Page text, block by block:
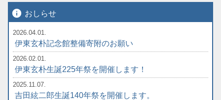
info おしらせ
2026.04.01.
伊東玄朴記念館整備寄附のお願い
2026.02.01.
伊東玄朴生誕225年祭を開催します！
2025.11.07.
吉田絃二郎生誕140年祭を開催します。